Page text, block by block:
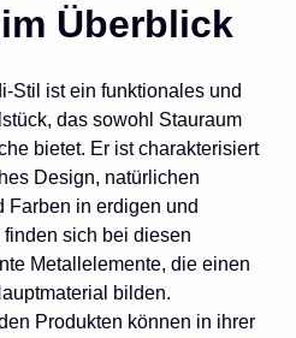
Überblick
Stil ist ein funktionales und
das sowohl Stauraum
bietet. Er ist charakterisiert
Design, natürlichen
Farben in erdigen und
sich bei diesen
Metallelemente, die einen
bilden.
Produkten können in ihrer